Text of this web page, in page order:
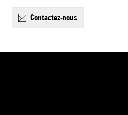
contactez-nous